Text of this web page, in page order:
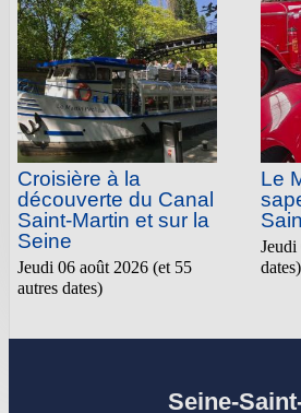
Croisière à la
découverte du Canal
Saint-Martin et sur la
Seine
Jeudi 06 août 2026 (et 55
autres dates)
Le
Jeudi
dates)
Seine-